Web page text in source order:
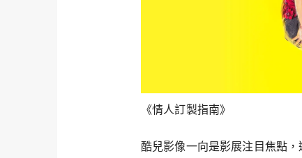
《情人訂製指南》
酷兒影像一向是影展注目焦點